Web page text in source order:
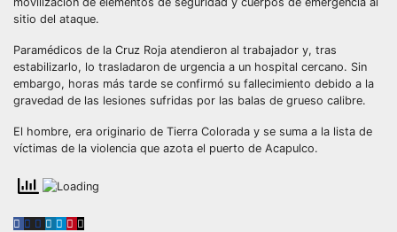
sitio del ataque.
Paramédicos de la Cruz Roja atendieron al trabajador y, tras
estabilizarlo, lo trasladaron de urgencia a un hospital cercano. Sin
embargo, horas más tarde se confirmó su fallecimiento debido a la
gravedad de las lesiones sufridas por las balas de grueso calibre.
El hombre, era originario de Tierra Colorada y se suma a la lista de
víctimas de la violencia que azota el puerto de Acapulco.